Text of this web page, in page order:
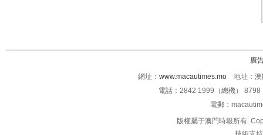
廣
網址： www.macautimes.mo 地址：澳
電話：2842 1999（總機）
電郵：
版權屬于澳門時報所有.